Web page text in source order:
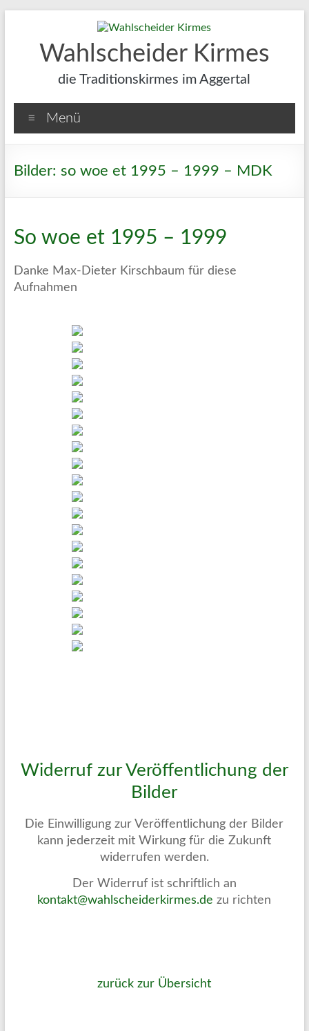
springenWahlscheider Kirmes
die Traditionskirmes im Aggertal
Menü
Bilder: so woe et 1995 – 1999 – MDK
So woe et 1995 – 1999
Danke Max-Dieter Kirschbaum für diese
Aufnahmen
Widerruf zur Veröffentlichung der
Bilder
Die Einwilligung zur Veröffentlichung der Bilder
kann jederzeit mit Wirkung für die Zukunft
widerrufen werden.
Der Widerruf ist schriftlich an
kontakt@wahlscheiderkirmes.de zu richten
zurück zur Übersicht